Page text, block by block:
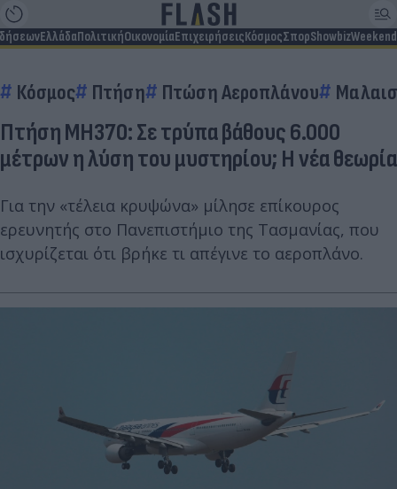
ΕλλάδαΠολιτικήΟικονομίαΕπιχειρήσειςΚόσμοςΣπορShowbizWeekend
Κόσμος Πτήση Πτώση Αεροπλάνου
Πτήση MH370: Σε τρύπα βάθους 6.000
μέτρων η λύση του μυστηρίου; Η νέα θεωρία
Για την «τέλεια κρυψώνα» μίλησε επίκουρος
ερευνητής στο Πανεπιστήμιο της Τασμανίας, που
ισχυρίζεται ότι βρήκε τι απέγινε το αεροπλάνο.